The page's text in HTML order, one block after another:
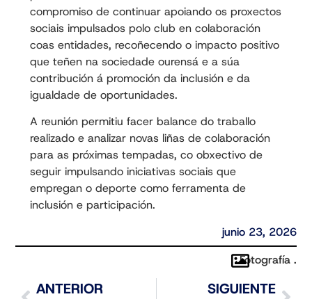
compromiso de continuar apoiando os proxectos
sociais impulsados polo club en colaboración
coas entidades, recoñecendo o impacto positivo
que teñen na sociedade ourensá e a súa
contribución á promoción da inclusión e da
igualdade de oportunidades.
A reunión permitiu facer balance do traballo
realizado e analizar novas liñas de colaboración
para as próximas tempadas, co obxectivo de
seguir impulsando iniciativas sociais que
empregan o deporte como ferramenta de
inclusión e participación.
junio 23, 2026
Fotografía .
ANTERIOR SIGUIENTE